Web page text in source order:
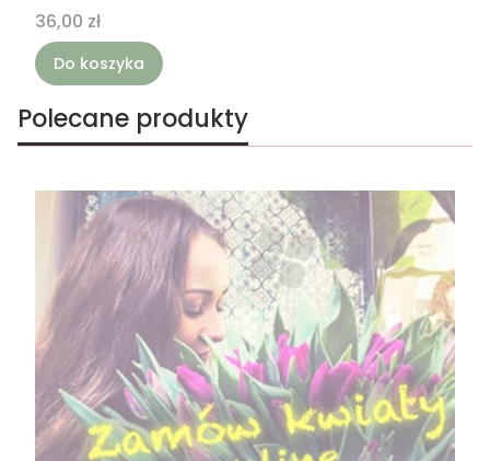
Cena
36,00 zł
Do koszyka
Polecane produkty